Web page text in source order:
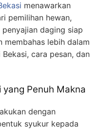
menawarkan
pemilihan hewan,
daging siap
membahas lebih dalam
cara pesan, dan
Penuh Makna
dengan
syukur kepada